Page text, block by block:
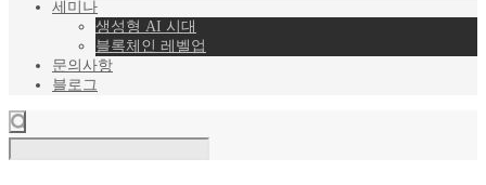
세미나
생성형 AI 시대
블록체인 레벨업
문의사항
블로그